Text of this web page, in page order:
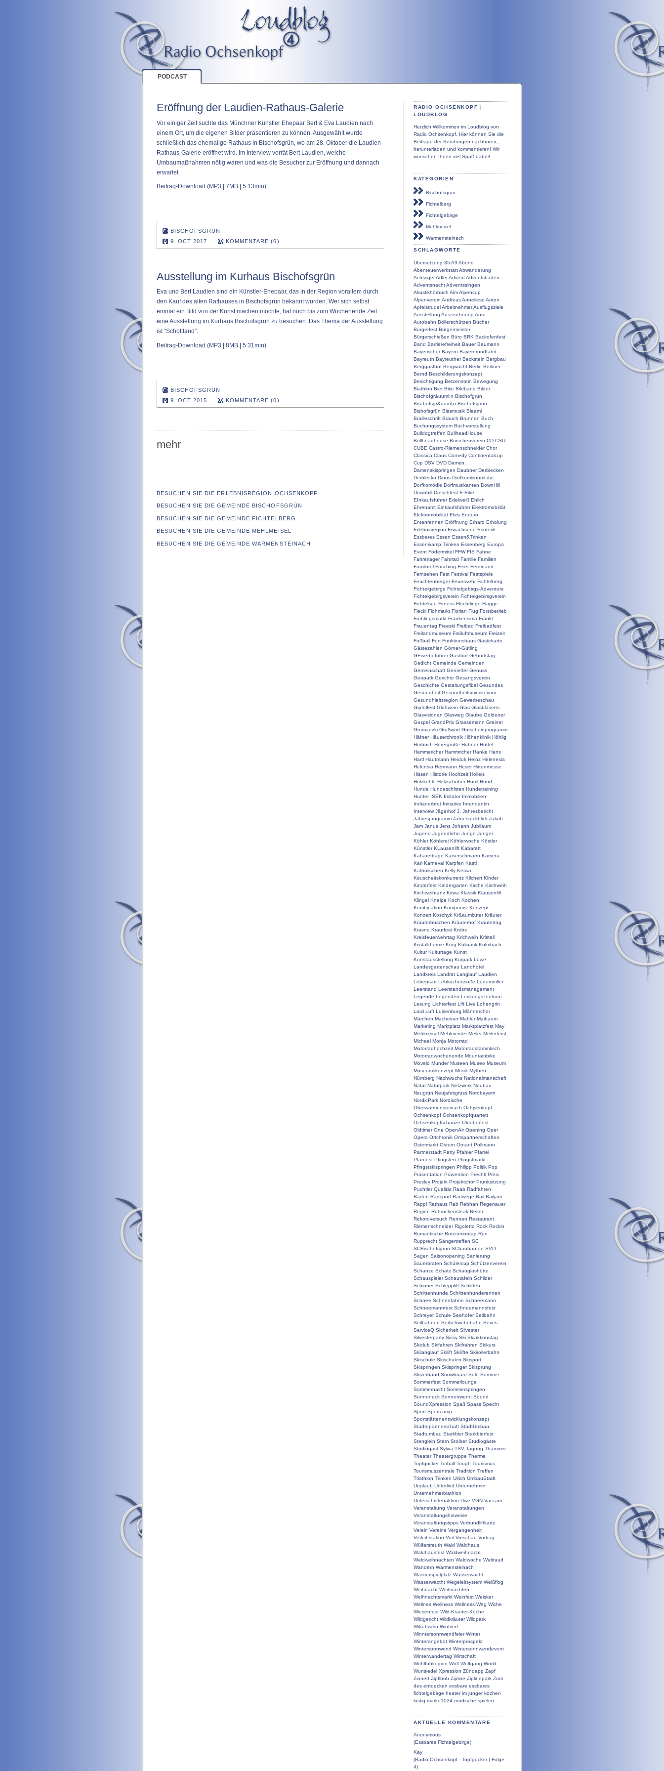
PODCAST
RADIO OCHSENKOPF |
LOUDBLOG
Herzlich Willkommen im Loudblog von
Radio Ochsenkopf. Hier können Sie die
Beiträge der Sendungen nachhören,
herunterladen und kommentieren! Wir
wünschen Ihnen viel Spaß dabei!
KATEGORIEN
Bischofsgrün
Fichtelberg
Fichtelgebirge
Mehlmeisel
Warmensteinach
SCHLAGWORTE
Übersetzung 35 A9 Abend
AbenteuerwerkstattAbwanderung
AchtzigerAdlerAdventAdventsbaden
AdventsnachtAdventssingen
Akustikhörbuch AlmAlpencup
Alpenverein AndreasAnneliese Anton
ApfelstrudelArbeitnehmerAusflugsziele
Ausstellung Auszeichnung Auto
Autobahn Böllerschützen Bücher
Bürgerfest Bürgermeister
Bürgerschießen Büro BRK Backofenfest
Band Barrierefreiheit Bauer Baumann
Bayerischer Bayern Bayernrundfahrt
Bayreuth Bayreuther Beckstein Bergbau
Berggasthof Bergwacht Berlin Berliner
Bernd Beschilderungskonzept
Besichtigung Betzenstein Bewegung
Biathlon Bier Bike Bildband Bilder
Bischofgr&uuml;n Bischofgrün
Bischofsgr&uuml;n Bischofsgrün
Bishofsgrün Blasmusik Bleaml
Brailleschrift Brauch Brunnen Buch
Buchungssystem Buchvorstellung
Bulldogtreffen BullheadHouse
Bullheadhouse Burschenverein CD CSU
CUBE Castro-Riemenschneider Chor
Classica Claus Comedy Continentalcup
Cup DSV DVD Damen
Damenskispringen Daubner Derblecken
Derbleckn Dinos Dorfkom&ouml;die
Dorfkomödie Dorfmusikanten DownHill
Downhill Dreschfest E-Bike
EInkaufsführer Edelweiß Ehlich
Ehrenamt Einkaufsführer Elektromobiität
Elektromobilität Elvis Enduro
Entenrennen Eröffnung Erhard Erholung
Erlebnisregion Erwachsene Esoterik
Essbares Essen Essen&Trinken
Essen&amp;Trinken Essenberg Europa
Event Födermittel FFW FIS Fahne
Fahrerlager Fahrrad Familie Familien
Familotel Fasching Feier Ferdinand
Fernsehen Fest Festival Festspiele
Feuchtenberger Feuerwehr Fichtelberg
Fichtelgebirge Fichtelgebirgs-Adventure
Fichtelgebirgsverein Fichtelgebirsgverein
Fichtelsee Fitness Flüchtlinge Flagge
Fleckl Flohmarkt Florian Flug Forstbetrieb
Frühlingsmarkt Frankensima Frankl
Frauentag Freeski Freibad Freibadfest
Freilandmuseum Freiluftmuseum Freizeit
Fußball Fun Funktionshaus Gästekarte
Gästezahlen Görner-Gütling
GEwerbeführer Gasthof Geburtstag
Gedicht Gemeinde Gemeinden
Gemeinschaft Genießer Genuss
Geopark Gerichte Gesangsverein
Geschichte Gestaltungsfibel Gesundes
Gesundheit Gesundheitsministerium
Gesundhieitsregion Gewerbeschau
Gipfelfest Glühwein Glas Glasbläserei
Glasvisionen Glasweg Glaube Goldener
Gospel GrandPrix Grassemann Greiner
Gromadzki Grußwort Gutscheinprogramm
Häfner Häuserchronik Höhenklinik Höhlig
Hörbuch Hörergrüße Hübner Hüttel
Hammericher Hammricher Hanke Hans
Hartl Hautmann Heiduk Heinz Helenesia
Helensia Herrmann Heser Hirtenmesse
Hissen Historie Hochzeit Holleis
Holzkohle Holzschuher Huml Hund
Hunde Hundeschlitten Hundetraining
Hunter ISEK Imitator Immobilien
Indianerbrot Initiative Intendantin
Interview Jägerhof J. Jahresbericht
Jahresprogramm Jahresrückblick Jakob
Jam Janus Jens Johann Jubiläum
Jugend Jugendliche Junge Junger
Köhler Köhlerei Köhlerwoche Köstler
Künstler KLausenlift Kabarett
Kabaretttage Kaiserschmarrn Kamera
Karl Karneval Karpfen Kastl
Katholischen Kelly Kerwa
Keuscheitskonkurrenz Kilchert Kinder
Kinderfest Kindergarten Kirche Kirchweih
Kirchweihtanz Kirwa Klassik Klausenlift
Klingel Kneipe Koch Kochen
Kombination Komponist Konzept
Konzert Koschyk Kr&auml;uter Kräuter
Kräuterbuschen Kräuterhof Kräutertag
Krasno Krautfest Krebs
Kreisfeuerwehrtag Krichweih Kristall
Kristalltherme Krug Kulinarik Kulmbach
Kultur Kulturtage Kunst
Kunstausstellung Kurpark Löwe
Landesgartenschau Landhotel
Landkreis Landrat Langlauf Laudien
Lebensart Lebkuchensoße Ledermüller
Leerstand Leerstandsmanagement
Legende Legenden Leistungszentrum
Lesung Lichterfest Lift Live Lohengrin
Loisl Luft Luisenburg Männerchor
Märchen Macheiner Mahler Maibaum
Marketing Marktplatz Marktplatzfest May
Mehlmeisel Mehlmeisler Meiler Meilerferst
Michael Monja Motorrad
Motorradhochzeit Motorradstammtisch
Motorradwochenende Mountainbike
Movelo Munder Museen Museo Museum
Museumskonzept Musik Mythen
Nürnberg Nachwuchs Nationalmanschaft
Natur Naturpark Netzwerk Neubau
Neugrün Neujahrsgruss Nordbayern
NordicPark Nordische
Oberwarmensteinach Ochjsenkopf
Ochsenkopf Ochsenkopfquartett
Ochsenkopfschanze Oktoberfest
Oldtimer One OpenAir Opening Oper
Opera Ortchronik Ortspartnerschaften
Ostermarkt Ostern Otnant Pöllmann
Partnerstadt Party Pfahler Pfarrei
Pfarrfest Pfingsten Pfingstmarkt
Pfingstskispringen Philipp Politik Pop
Präsentation Prävention Prechtl Preis
Presley Projekt Projektchor Prunksitzung
Puchtler Qualität Raab Radfahren
Radon Radsport Radwege Rail Railjam
Rappl Rathaus Reb Rebhan Regenauer
Region Rehrückensteak Reiten
Rekordversuch Rennen Restaurant
Riemenschneider Rigoletto Rock Rockin
Romantische Rosenmontag Run
Rupprecht Sängertreffen SC
SCBischofsgrün SChauhaufen SVO
Sagen Saisonopening Sanierung
Sauerbraten Schülercup Schützenverein
Schanze Schatz Schauglashütte
Schauspieler Schautafeln Schilder
Schinner Schlepplift Schlitten
Schlittenhunde Schlittenhunderennen
Schnee Schneefahne Schneemann
Schneemannfest Schneemannsfest
Schreyer Schule Seehofer Seilbahn
Seilbahnen Seilschwebebahn Series
ServiceQ Sicherheit Silvester
Silvesterparty Sissy Ski Skiaktionstag
Skiclub Skifahren Skifrahren Skikurs
Skilanglauf Skilift Skilifte Skirollerbahn
Skischule Skischulen Skisport
Skispringen Skispringer Skisprung
Skiverband Snowboard Sole Sommer
Sommerfest Sommerlounge
Sommernacht Sommerspringen
Sonneneck Sonnenwend Sound
SoundXpression Spaß Spass Specht
Sport Sportcamp
Sportstättenentwicklungskonzept
Städtepartnerschaft StadtUmbau
Stadtumbau Starkbier Starkbierfest
Stenglein Stern Stoiber Studiogäste
Studiogast Sylvia TSV Tagung Thammer
Theater Theatergruppe Therme
Topfgucker Torball Tough Tourismus
Tourismuszentrale Tradition Treffen
Triathlon Trinken Ulrich UmbauStadt
Unglaub Unterlind Unternehmer
Unternehmerbiathlon
Unterschriftenaktion Uwe VGN Vaccaro
Veranstaltung Veranstaltungen
Veranstaltungshinweise
Veranstaltungstipps Verbundliftkarte
Verein Vereine Vergangenheit
Verleihstation Voit Vorschau Vortrag
Wülfersreuth Wald Waldhaus
Waldhausfest Waldweihnacht
Waldweihnachten Waldwoche Waltraud
Wandern Warmensteinach
Wasserspielplatz Wasserwacht
Wasserwactht Wegeleitsystem Weißflog
Weihnacht Weihnachten
Weihnachtsmarkt Weinfest Weisker
Wellnes Wellness Wellness-Weg Wiche
Wiesenfest Wild-Kräuter-Köche
Wildgericht Wildkräuter Wildpark
Wilschwein Winfried
Winntersonnwendfeier Winter
Winterangebot Winterprospekt
Wintersonnwend Wintersonnwendevent
Winterwandertag Wirtschaft
Wohlfühlregion Wolf Wolfgang World
Wunsiedel Xpression Zündapp Zapf
Zinnert Zipflbob Zipline Ziplinepark Zum
des entdecken essbare essbares
fichtelgebirge heater im junger kochen
lustig marke1024 nordische spielen
AKTUELLE KOMMENTARE
Anonymous
(Essbares Fichtelgebirge)
Kay
(Radio Ochsenkopf - Topfgucker | Folge
4)
Eröffnung der Laudien-Rathaus-Galerie
Vor einiger Zeit suchte das Münchner Künstler Ehepaar Bert & Eva Laudien nach
einem Ort, um die eigenen Bilder präsentieren zu können. Ausgewählt wurde
schließlich das ehemalige Rathaus in Bischofsgrün, wo am 28. Oktober die Laudien-
Rathaus-Galerie eröffnet wird. Im Interview verrät Bert Laudien, welche
Umbaumaßnahmen nötig waren und was die Besucher zur Eröffnung und dannach
erwartet.
Beitrag-Download (MP3 | 7MB | 5:13min)
BISCHOFSGRÜN
9. OCT 2017
KOMMENTARE (0)
Ausstellung im Kurhaus Bischofsgrün
Eva und Bert Laudien sind ein Künstler-Ehepaar, das in der Region vorallem durch
den Kauf des alten Rathauses in Bischofsgrün bekannt wurden. Wer sich selbst
einmal ein Bild von der Kunst machen möchte, hat noch bis zum Wochenende Zeit
eine Ausstellung im Kurhaus Bischofsgrün zu besuchen. Das Thema der Ausstellung
ist “Schottland”.
Beitrag-Download (MP3 | 8MB | 5:31min)
BISCHOFSGRÜN
9. OCT 2015
KOMMENTARE (0)
mehr
BESUCHEN SIE DIE ERLEBNISREGION OCHSENKOPF
BESUCHEN SIE DIE GEMEINDE BISCHOFSGRÜN
BESUCHEN SIE DIE GEMEINDE FICHTELBERG
BESUCHEN SIE DIE GEMEINDE MEHLMEISEL
BESUCHEN SIE DIE GEMEINDE WARMENSTEINACH